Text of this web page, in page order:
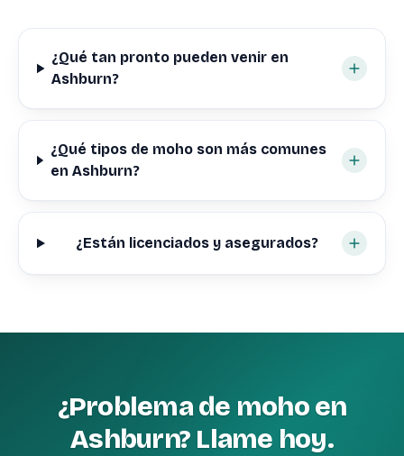
¿Qué tan pronto pueden venir en
Ashburn?
¿Qué tipos de moho son más comunes
en Ashburn?
¿Están licenciados y asegurados?
¿Problema de moho en
Ashburn? Llame hoy.